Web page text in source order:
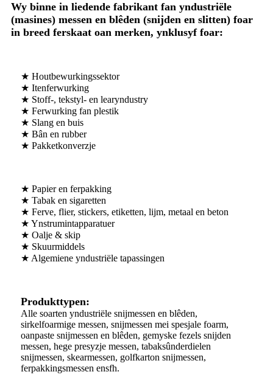
Wy binne in liedende fabrikant fan yndustriële
(masines) messen en blêden (snijden en slitten) foar
in breed ferskaat oan merken, ynklusyf foar:
★ Houtbewurkingssektor
★ Itenferwurking
★ Stoff-, tekstyl- en learyndustry
★ Ferwurking fan plestik
★ Slang en buis
★ Bân en rubber
★ Pakketkonverzje
★ Papier en ferpakking
★ Tabak en sigaretten
★ Ferve, flier, stickers, etiketten, lijm, metaal en beton
★ Ynstrumintapparatuer
★ Oalje & skip
★ Skuurmiddels
★ Algemiene yndustriële tapassingen
Produkttypen:
Alle soarten yndustriële snijmessen en blêden,
sirkelfoarmige messen, snijmessen mei spesjale foarm,
oanpaste snijmessen en blêden, gemyske fezels snijden
messen, hege presyzje messen, tabaksûnderdielen
snijmessen, skearmessen, golfkarton snijmessen,
ferpakkingsmessen ensfh.